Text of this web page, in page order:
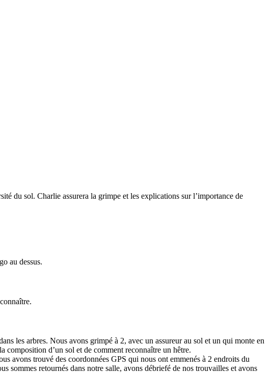
du sol. Charlie assurera la grimpe et les explications sur l’importance de
au dessus.
les arbres. Nous avons grimpé à 2, avec un assureur au sol et un qui monte en
composition d’un sol et de comment reconnaître un hêtre.
avons trouvé des coordonnées GPS qui nous ont emmenés à 2 endroits du
retournés dans notre salle, avons débriefé de nos trouvailles et avons